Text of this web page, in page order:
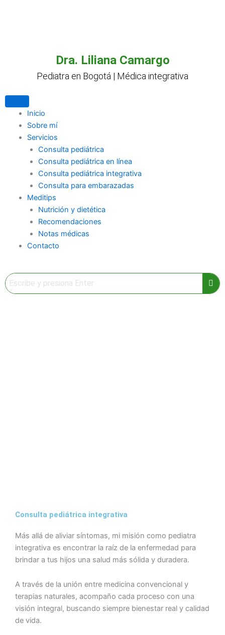
Dra. Liliana Camargo
Pediatra en Bogotá | Médica integrativa
Inicio
Sobre mí
Servicios
Consulta pediátrica
Consulta pediátrica en línea
Consulta pediátrica integrativa
Consulta para embarazadas
Meditips
Nutrición y dietética
Recomendaciones
Notas médicas
Contacto
Consulta pediátrica integrativa
Más allá de aliviar síntomas, mi misión como pediatra
integrativa es encontrar la raíz de la enfermedad para
brindar a tus hijos una salud más sólida y duradera.
A través de la unión entre medicina convencional y
terapias naturales, acompaño cada proceso con una
visión integral, buscando siempre bienestar real y calidad
de vida.